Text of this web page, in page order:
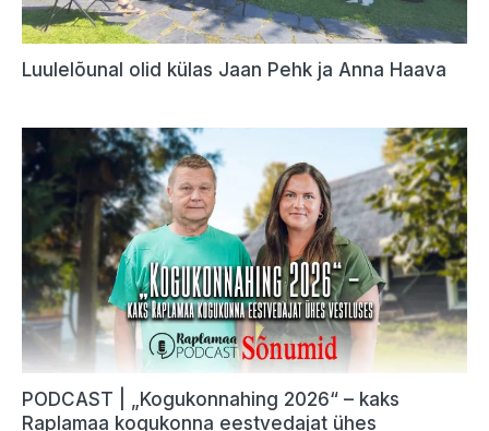
Luulelõunal olid külas Jaan Pehk ja Anna Haava
PODCAST | „Kogukonnahing 2026“ – kaks
Raplamaa kogukonna eestvedajat ühes